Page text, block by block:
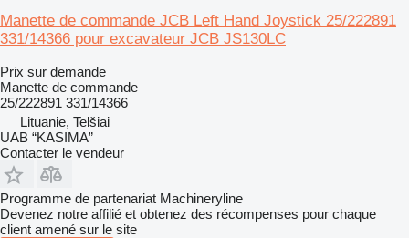
Manette de commande JCB Left Hand Joystick 25/222891
331/14366 pour excavateur JCB JS130LC
Prix sur demande
Manette de commande
25/222891 331/14366
Lituanie, Telšiai
UAB “KASIMA”
Contacter le vendeur
Programme de partenariat Machineryline
Devenez notre affilié et obtenez des récompenses pour chaque
client amené sur le site